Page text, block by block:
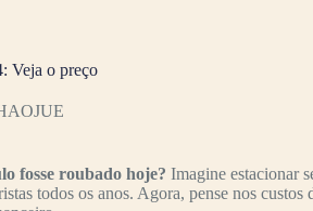
Veja o preço
fosse roubado hoje? Imagine estacionar
todos os anos. Agora, pense nos